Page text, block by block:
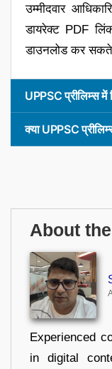
उम्मीदवार
डायरेक्ट PDF
डाउनलोड कर
UPPSC प्रीलिम्स में
क्या UPPSC
About
Experienced
in digital